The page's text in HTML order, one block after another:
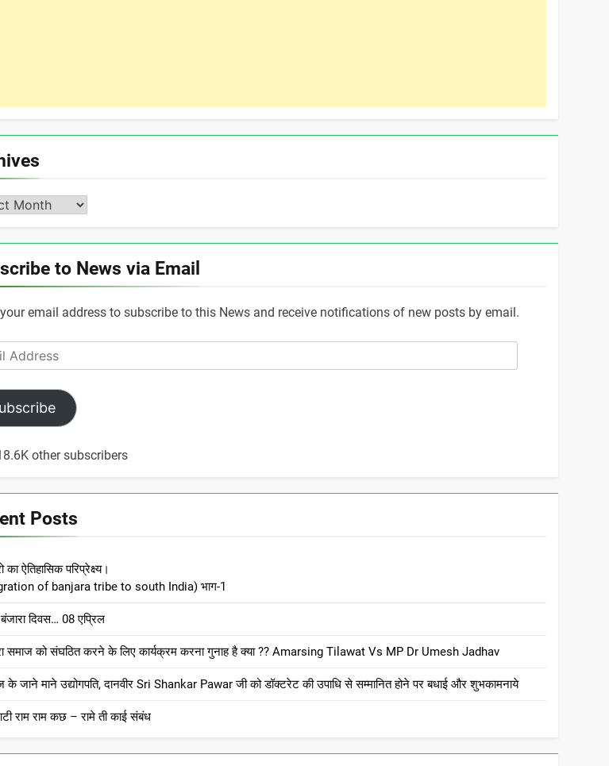
to News via Email
email address to subscribe to this News and receive notifications of new posts by email.
other subscribers
Posts
का ऐतिहासिक परिप्रेक्ष्य।
of banjara tribe to south India) भाग-1
बंजारा दिवस… 08 एप्रिल
समाज को संघठित करने के लिए कार्यक्रम करना गुनाह है क्या ?? Amarsing Tilawat Vs MP Dr Umesh Jadhav
के जाने माने उद्योगपति, दानवीर Sri Shankar Pawar जी को डॉक्टरेट की उपाधि से सम्मानित होने पर बधाई और शुभकामनाये
राम राम कछ – रामे ती काई संबंध